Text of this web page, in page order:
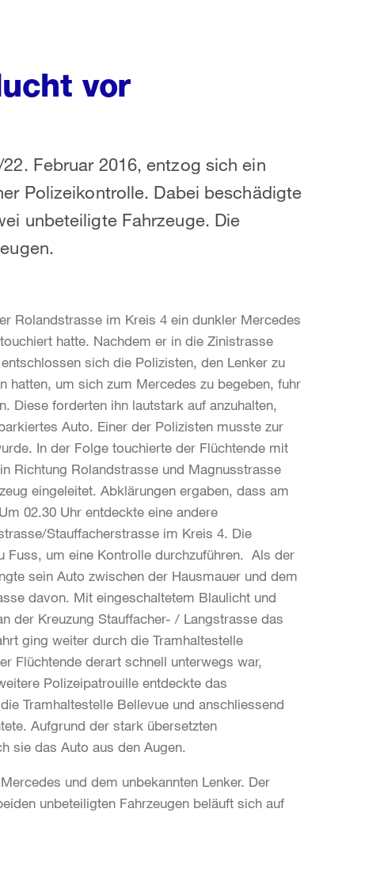
vor
Februar 2016, entzog sich ein
Polizeikontrolle. Dabei beschädigte
unbeteiligte Fahrzeuge. Die
Rolandstrasse im Kreis 4 ein dunkler Mercedes
hatte. Nachdem er in die Zinistrasse
sich die Polizisten, den Lenker zu
hatten, um sich zum Mercedes zu begeben, fuhr
Diese forderten ihn lautstark auf anzuhalten,
Auto. Einer der Polizisten musste zur
In der Folge touchierte der Flüchtende mit
Richtung Rolandstrasse und Magnusstrasse
eingeleitet. Abklärungen ergaben, dass am
02.30 Uhr entdeckte eine andere
Stauffacherstrasse im Kreis 4. Die
Fuss, um eine Kontrolle durchzuführen. Als der
sein Auto zwischen der Hausmauer und dem
davon. Mit eingeschaltetem Blaulicht und
der Kreuzung Stauffacher- / Langstrasse das
ging weiter durch die Tramhaltestelle
Flüchtende derart schnell unterwegs war,
Polizeipatrouille entdeckte das
Tramhaltestelle Bellevue und anschliessend
Aufgrund der stark übersetzten
sie das Auto aus den Augen.
und dem unbekannten Lenker. Der
unbeteiligten Fahrzeugen beläuft sich auf